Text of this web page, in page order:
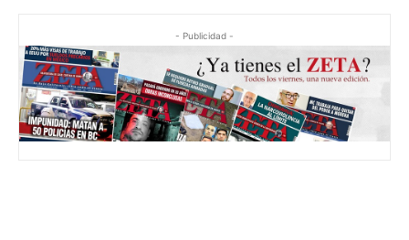
- Publicidad -